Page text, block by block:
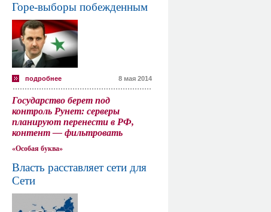
Горе-выборы побежденным
подробнее 8 мая 2014
Государство берет под
контроль Рунет: серверы
планируют перенести в РФ,
контент — фильтровать
«Особая буква»
Власть расставляет сети для
Сети